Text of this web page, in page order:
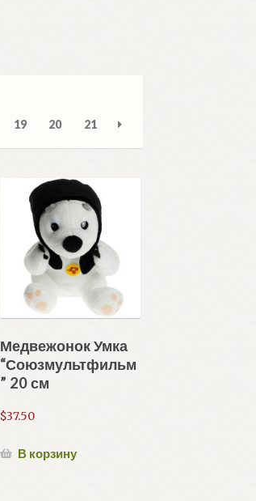
19 20 21
Медвежонок Умка
“Союзмультфильм
” 20 см
$37.50
В корзину